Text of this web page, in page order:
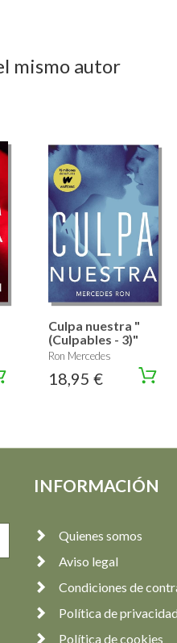
mismo autor
Culpa nuestra "
(Culpables - 3)"
Ron Mercedes
18,95 €
INFORMACIÓN
Quienes somos
Aviso legal
Condiciones de
Política de privacidad
Política de cookies